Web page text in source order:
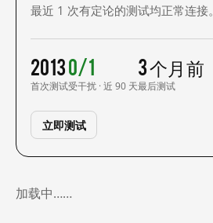
最近 1 次有定论的测试均正常连接。
2013
首次测试
0/1
受干扰 · 近 90 天
3 个月前
最后测试
立即测试
加载中……